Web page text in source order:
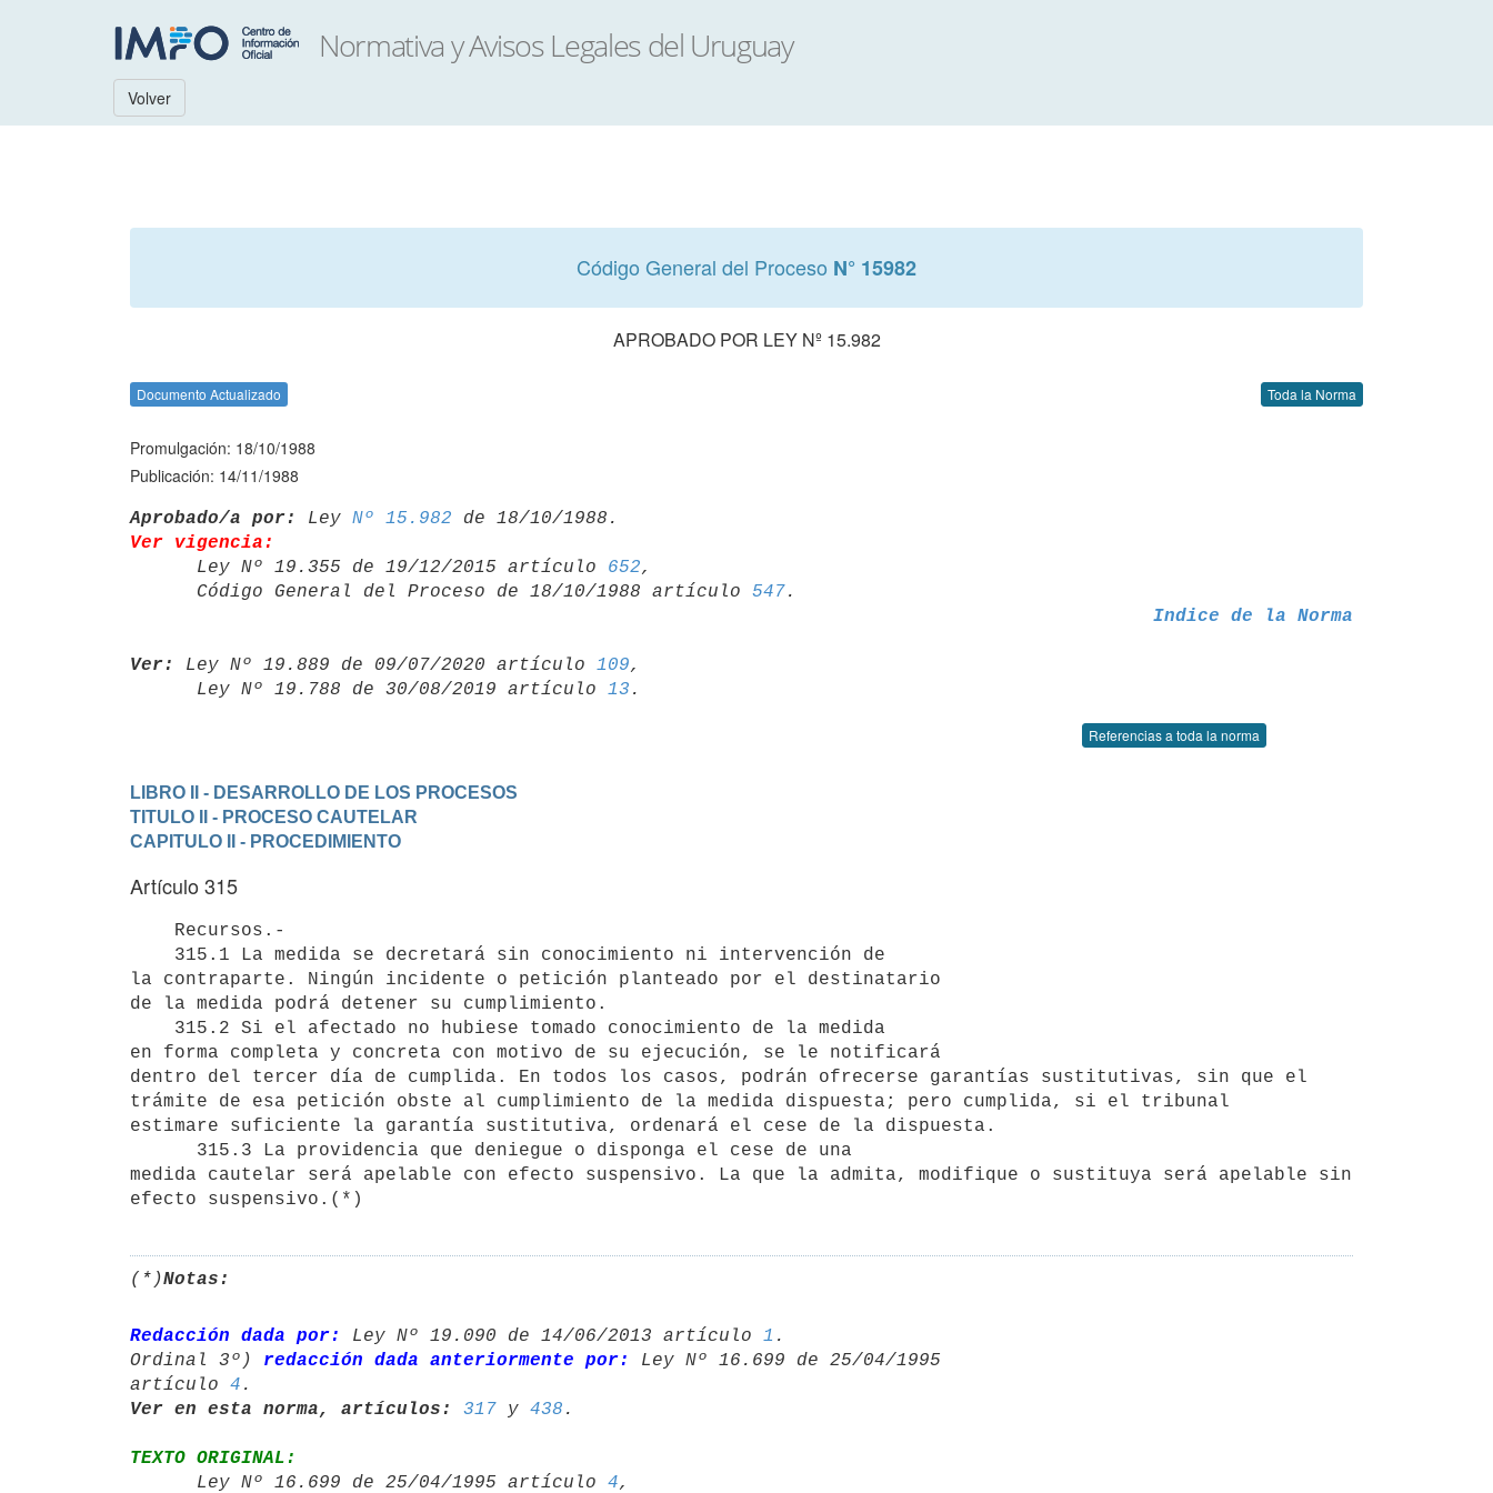
Volver
Código General del Proceso N° 15982
APROBADO POR LEY Nº 15.982
Documento Actualizado Toda la Norma
Promulgación: 18/10/1988
Publicación: 14/11/1988
Aprobado/a por: Ley Nº 15.982
Ver vigencia:
Ley Nº 19.355 de 19/12/2015 artículo 652,
      Código General del Proceso de 18/10/1988 artículo
547
Indice de la Norma
Ver: Ley Nº 19.889 de 09/07/2020 artículo 109,
      Ley Nº 19.788 de 30/08/2019 artículo
13
Referencias a toda la norma
LIBRO II - DESARROLLO DE LOS PROCESOS
TITULO II - PROCESO CAUTELAR
CAPITULO II - PROCEDIMIENTO
Artículo 315
la contraparte. Ningún incidente o petición planteado por el destinatario
de la medida podrá detener su cumplimiento.
en forma completa y concreta con motivo de su ejecución, se le notificará
dentro del tercer día de cumplida. En todos los casos, podrán ofrecerse garantías sustitutivas, sin que el
trámite de esa petición obste al cumplimiento de la medida dispuesta; pero cumplida, si el tribunal
estimare suficiente la garantía sustitutiva, ordenará el cese de la dispuesta.
medida cautelar será apelable con efecto suspensivo. La que la admita, modifique o sustituya será apelable sin
efecto suspensivo.(*)
(*)Notas:
Redacción dada por: Ley Nº 19.090 de 14/06/2013 artículo 1 .
Ordinal 3º) redacción dada anteriormente por:
Ley Nº 16.699 de 25/04/1995
artículo 4
Ver en esta norma, artículos:
317 y 438
TEXTO ORIGINAL:
Ley Nº 16.699 de 25/04/1995 artículo 4,